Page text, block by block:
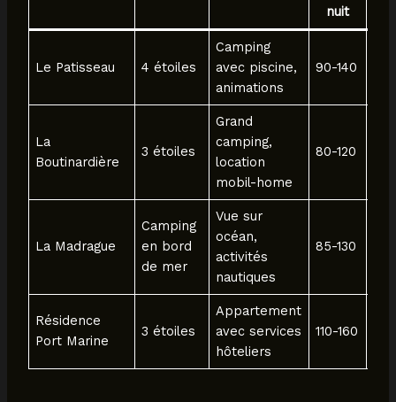
nuit
Le Patisseau 4 étoiles
Camping
avec piscine,
animations
90-140
La
Boutinardière
3 étoiles
Grand
camping,
location
mobil-home
80-120
La Madrague
Camping
en bord
de mer
Vue sur
océan,
activités
nautiques
85-130
Résidence
Port Marine
3 étoiles
Appartement
avec services
hôteliers
110-160